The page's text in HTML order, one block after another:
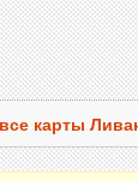
карты